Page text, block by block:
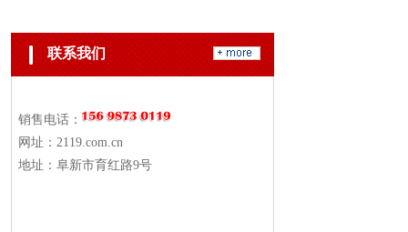
联系我们
销售电话：
网址：2119.com.cn
地址：阜新市育红路9号